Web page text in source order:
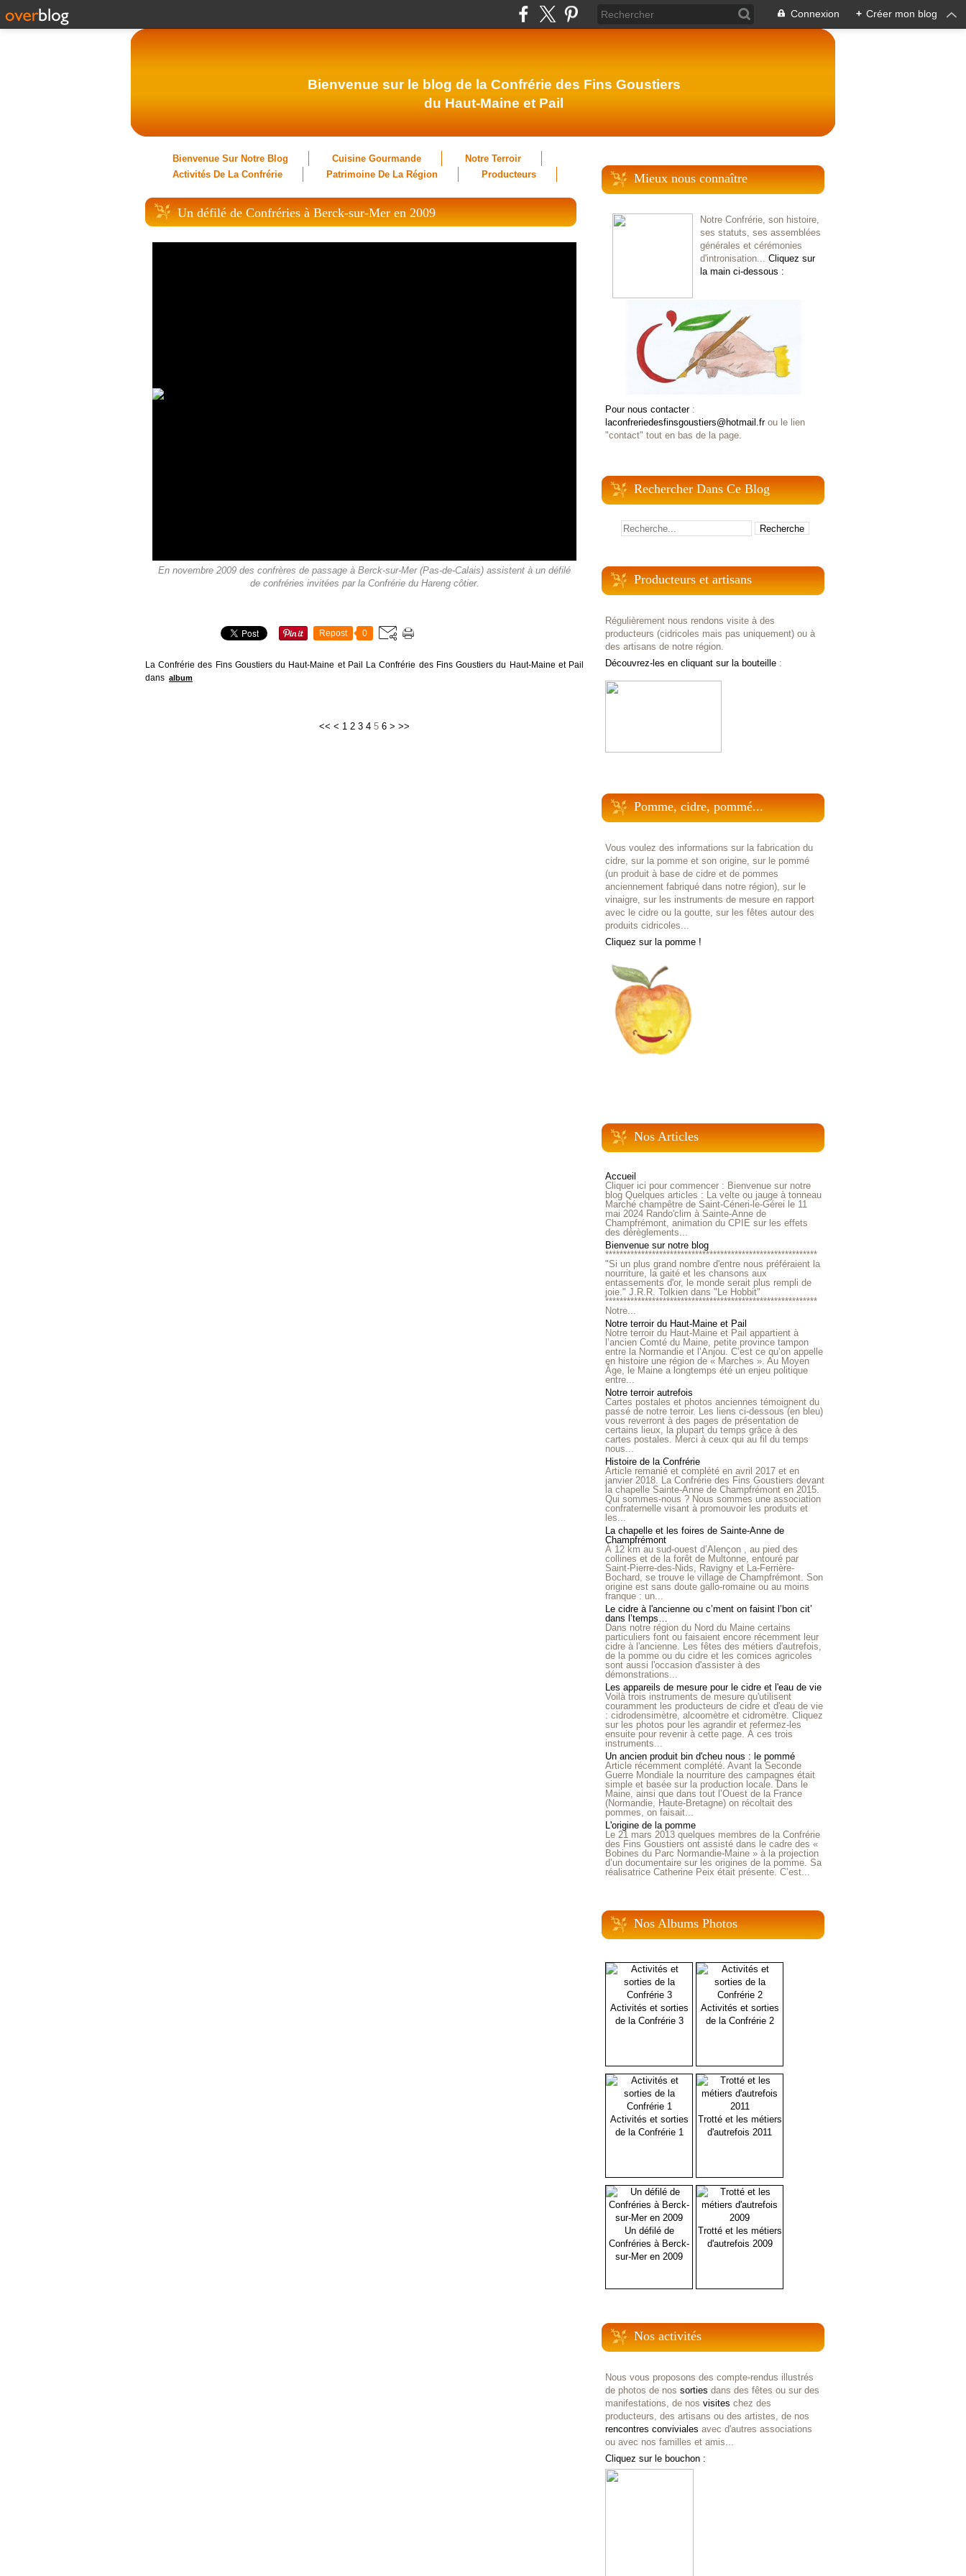
Connexion + Créer mon blog
Bienvenue sur le blog de la Confrérie des Fins Goustiers
du Haut-Maine et Pail
Bienvenue Sur Notre Blog Cuisine Gourmande
Notre Terroir
Activités De La Confrérie
Patrimoine De La Région Producteurs
Un défilé de Confréries à Berck-sur-Mer en 2009
En novembre 2009 des confrères de passage à Berck-sur-Mer (Pas-de-Calais) assistent à un défilé
de confréries invitées par la Confrérie du Hareng côtier.
Repost 0
La Confrérie des Fins Goustiers du Haut-Maine et Pail La Confrérie des Fins Goustiers du Haut-Maine et Pail
dans album
<< < 1 2 3 4 5 6 > >>
Mieux nous connaître
Notre Confrérie, son histoire,
ses statuts, ses assemblées
générales et cérémonies
d'intronisation... Cliquez sur
la main ci-dessous :
Pour nous contacter:
laconfreriedesfinsgoustiers@hotmail.frou le lien
"contact" tout en bas de la page.
Rechercher Dans Ce Blog
Producteurs et artisans
Régulièrement nous rendons visite à des
producteurs (cidricoles mais pas uniquement) ou à
des artisans de notre région.
Découvrez-les en cliquant sur la bouteille :
Pomme, cidre, pommé...
Vous voulez des informations sur la fabrication du
cidre, sur la pomme et son origine, sur le pommé
(un produit à base de cidre et de pommes
anciennement fabriqué dans notre région), sur le
vinaigre, sur les instruments de mesure en rapport
avec le cidre ou la goutte, sur les fêtes autour des
produits cidricoles...
Cliquez sur la pomme !
Nos Articles
Accueil
Cliquer ici pour commencer : Bienvenue sur notre
blog Quelques articles : La velte ou jauge à tonneau
Marché champêtre de Saint-Céneri-le-Gérei le 11
mai 2024 Rando'clim à Sainte-Anne de
Champfrémont, animation du CPIE sur les effets
des dérèglements...
Bienvenue sur notre blog
***********************************************************
"Si un plus grand nombre d'entre nous préféraient la
nourriture, la gaité et les chansons aux
entassements d'or, le monde serait plus rempli de
joie." J.R.R. Tolkien dans "Le Hobbit"
***********************************************************
Notre...
Notre terroir du Haut-Maine et Pail
Notre terroir du Haut-Maine et Pail appartient à
l’ancien Comté du Maine, petite province tampon
entre la Normandie et l’Anjou. C’est ce qu’on appelle
en histoire une région de « Marches ». Au Moyen
Âge, le Maine a longtemps été un enjeu politique
entre...
Notre terroir autrefois
Cartes postales et photos anciennes témoignent du
passé de notre terroir. Les liens ci-dessous (en bleu)
vous reverront à des pages de présentation de
certains lieux, la plupart du temps grâce à des
cartes postales. Merci à ceux qui au fil du temps
nous...
Histoire de la Confrérie
Article remanié et complété en avril 2017 et en
janvier 2018. La Confrérie des Fins Goustiers devant
la chapelle Sainte-Anne de Champfrémont en 2015.
Qui sommes-nous ? Nous sommes une association
confraternelle visant à promouvoir les produits et
les...
La chapelle et les foires de Sainte-Anne de
Champfrémont
À 12 km au sud-ouest d’Alençon , au pied des
collines et de la forêt de Multonne, entouré par
Saint-Pierre-des-Nids, Ravigny et La-Ferrière-
Bochard, se trouve le village de Champfrémont. Son
origine est sans doute gallo-romaine ou au moins
franque : un...
Le cidre à l'ancienne ou c’ment on faisint l’bon cit’
dans l’temps…
Dans notre région du Nord du Maine certains
particuliers font ou faisaient encore récemment leur
cidre à l'ancienne. Les fêtes des métiers d'autrefois,
de la pomme ou du cidre et les comices agricoles
sont aussi l'occasion d'assister à des
démonstrations...
Les appareils de mesure pour le cidre et l'eau de vie
Voilà trois instruments de mesure qu'utilisent
couramment les producteurs de cidre et d'eau de vie
: cidrodensimètre, alcoomètre et cidromètre. Cliquez
sur les photos pour les agrandir et refermez-les
ensuite pour revenir à cette page. À ces trois
instruments...
Un ancien produit bin d'cheu nous : le pommé
Article récemment complété. Avant la Seconde
Guerre Mondiale la nourriture des campagnes était
simple et basée sur la production locale. Dans le
Maine, ainsi que dans tout l’Ouest de la France
(Normandie, Haute-Bretagne) on récoltait des
pommes, on faisait...
L'origine de la pomme
Le 21 mars 2013 quelques membres de la Confrérie
des Fins Goustiers ont assisté dans le cadre des «
Bobines du Parc Normandie-Maine » à la projection
d’un documentaire sur les origines de la pomme. Sa
réalisatrice Catherine Peix était présente. C’est...
Nos Albums Photos
Activités et sorties
de la Confrérie 3
Activités et sorties
de la Confrérie 2
Activités et sorties
de la Confrérie 1
Trotté et les métiers
d'autrefois 2011
Un défilé de
Confréries à Berck-
sur-Mer en 2009
Trotté et les métiers
d'autrefois 2009
Nos activités
Nous vous proposons des compte-rendus illustrés
de photos de nos sorties dans des fêtes ou sur des
manifestations, de nos visites chez des
producteurs, des artisans ou des artistes, de nos
rencontres conviviales avec d'autres associations
ou avec nos familles et amis...
Cliquez sur le bouchon :